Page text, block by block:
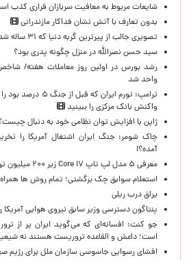
شایعات مربوط به معافیت سربازان فراری کذب
بدون تعارف با آتش نشان فداکار مازندرانی
تصویری جالب از پیرترین گربه دنیا که ۳۱ ساله شد
سید حسن نصرالله در منزل چگونه پدری بود؟
واحد شد
واکنش بانک مرکزی را ببینید
ژاپن با افزایش توان نظامی خود به دنبال
چاک شومر: جنگ ایران اشتغال آمریکا را
آمده؟!
معرفی ۵ مدل لپ تاپ Core i۷ زیر ۲۰۰ میلیون تومان
استعلام سوابق چک برگشتی؛ تمام روش ها
یراق درب ریلی
پنتاگون دسترسی وزیر سابق نیروی هوایی آمریکا
جو کنت: افسانه‌ای که می‌گوید ایران پر از
است؛ داعش و القاعده تروریست هستند نه
افشای رسوایی جاسوسی سازمان ملل برای رژیم